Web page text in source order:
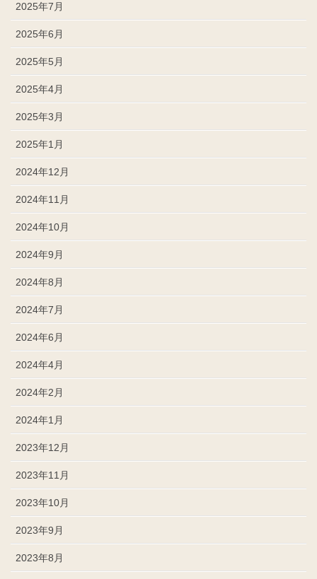
2025年7月
2025年6月
2025年5月
2025年4月
2025年3月
2025年1月
2024年12月
2024年11月
2024年10月
2024年9月
2024年8月
2024年7月
2024年6月
2024年4月
2024年2月
2024年1月
2023年12月
2023年11月
2023年10月
2023年9月
2023年8月